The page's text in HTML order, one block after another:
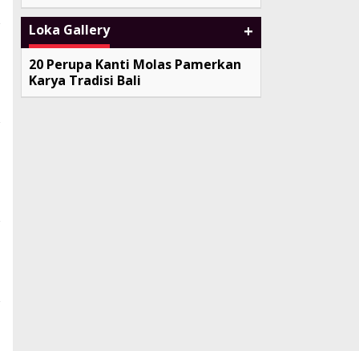
Loka Gallery +
20 Perupa Kanti Molas Pamerkan
Karya Tradisi Bali